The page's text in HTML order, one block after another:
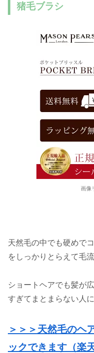
猪毛ブラシ
画像
天然毛の中でも硬めで
をしっかりとらえて毛
ショートヘアでも髪が
すぎてまとまらない人
＞＞＞天然毛のヘ
ックできます（楽